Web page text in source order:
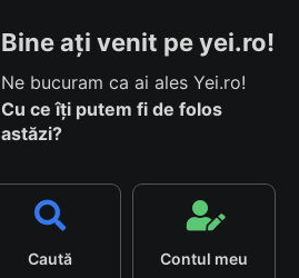
Bine ați venit pe yei.ro!
Ne bucuram ca ai ales Yei.ro!
Cu ce îți putem fi de folos
astăzi?
Caută Contul meu